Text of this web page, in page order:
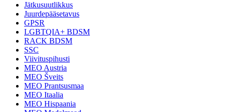
Jätkusuutlikkus
Juurdepääsetavus
GPSR
LGBTQIA+ BDSM
RACK BDSM
SSC
Viivituspihusti
MEO Austria
MEO Šveits
MEO Prantsusmaa
MEO Itaalia
MEO Hispaania